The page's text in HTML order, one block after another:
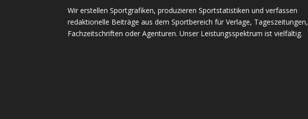
Wir erstellen Sportgrafiken, produzieren Sportstatistiken und verfassen
redaktionelle Beiträge aus dem Sportbereich für Verlage, Tageszeitungen,
Fachzeitschriften oder Agenturen. Unser Leistungsspektrum ist vielfältig.